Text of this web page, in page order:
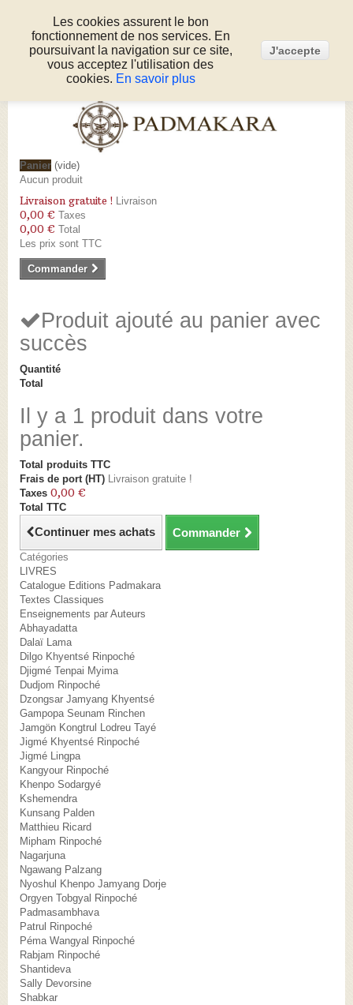
Connexion
Appelez-nous au :05 53 50 80 51
Panier (vide)
Aucun produit
Livraison gratuite ! Livraison
0,00 € Taxes
0,00 € Total
Les prix sont TTC
Commander
Produit ajouté au panier avec
succès
Quantité
Total
Il y a 1 produit dans votre
panier.
Total produits TTC
Frais de port (HT) Livraison gratuite !
Taxes 0,00 €
Total TTC
Continuer mes achats Commander
Catégories
LIVRES
Catalogue Editions Padmakara
Textes Classiques
Enseignements par Auteurs
Abhayadatta
Dalaï Lama
Dilgo Khyentsé Rinpoché
Djigmé Tenpai Myima
Dudjom Rinpoché
Dzongsar Jamyang Khyentsé
Gampopa Seunam Rinchen
Jamgön Kongtrul Lodreu Tayé
Jigmé Khyentsé Rinpoché
Jigmé Lingpa
Kangyour Rinpoché
Khenpo Sodargyé
Kshemendra
Kunsang Palden
Matthieu Ricard
Mipham Rinpoché
Nagarjuna
Ngawang Palzang
Nyoshul Khenpo Jamyang Dorje
Orgyen Tobgyal Rinpoché
Padmasambhava
Patrul Rinpoché
Péma Wangyal Rinpoché
Rabjam Rinpoché
Shantideva
Sally Devorsine
Shabkar
Les cookies assurent le bon
fonctionnement de nos services. En
poursuivant la navigation sur ce site,
vous acceptez l'utilisation des
cookies. En savoir plus
J'accepte